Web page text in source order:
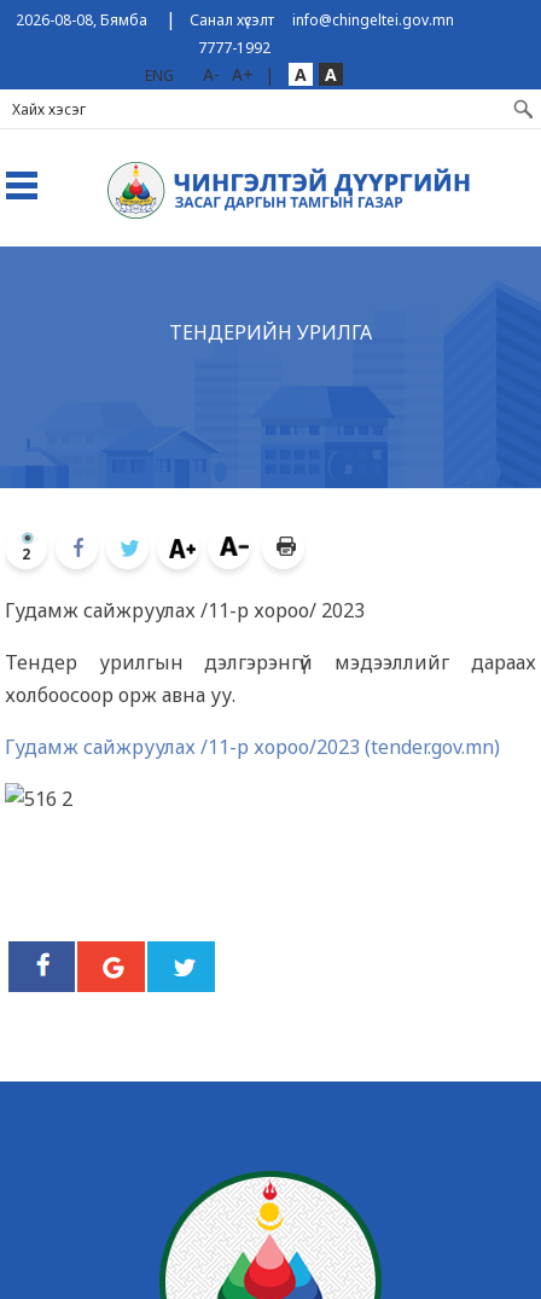
2026-08-08, Бямба | Санал хүсэлт
info@chingeltei.gov.mn
7777-1992
ENG
A- A+ | A A
ТЕНДЕРИЙН УРИЛГА
2
Гудамж сайжруулах /11-р хороо/ 2023
Тендер урилгын дэлгэрэнгүй мэдээллийг дараах
холбоосоор орж авна уу.
Гудамж сайжруулах /11-р хороо/2023 (tender.gov.mn)